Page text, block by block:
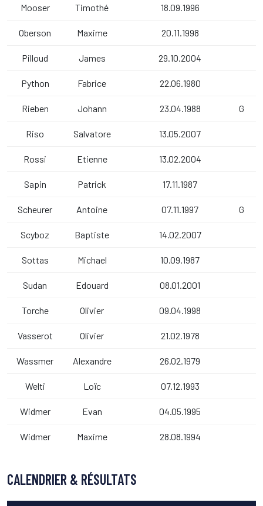
Mooser Timothé 18.09.1996
Oberson Maxime 20.11.1998
Pilloud James 29.10.2004
Python Fabrice 22.06.1980
Rieben Johann 23.04.1988 G
Riso Salvatore 13.05.2007
Rossi Etienne 13.02.2004
Sapin Patrick 17.11.1987
Scheurer Antoine 07.11.1997 G
Scyboz Baptiste 14.02.2007
Sottas Michael 10.09.1987
Sudan Edouard 08.01.2001
Torche Olivier 09.04.1998
Vasserot Olivier 21.02.1978
Wassmer Alexandre 26.02.1979
Welti Loïc 07.12.1993
Widmer Evan 04.05.1995
Widmer Maxime 28.08.1994
CALENDRIER & RÉSULTATS